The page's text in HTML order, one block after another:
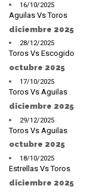
16/10/2025
Aguilas Vs Toros
diciembre 2025
28/12/2025
Toros Vs Escogido
octubre 2025
17/10/2025
Toros Vs Aguilas
diciembre 2025
29/12/2025
Toros Vs Aguilas
octubre 2025
18/10/2025
Estrellas Vs Toros
diciembre 2025